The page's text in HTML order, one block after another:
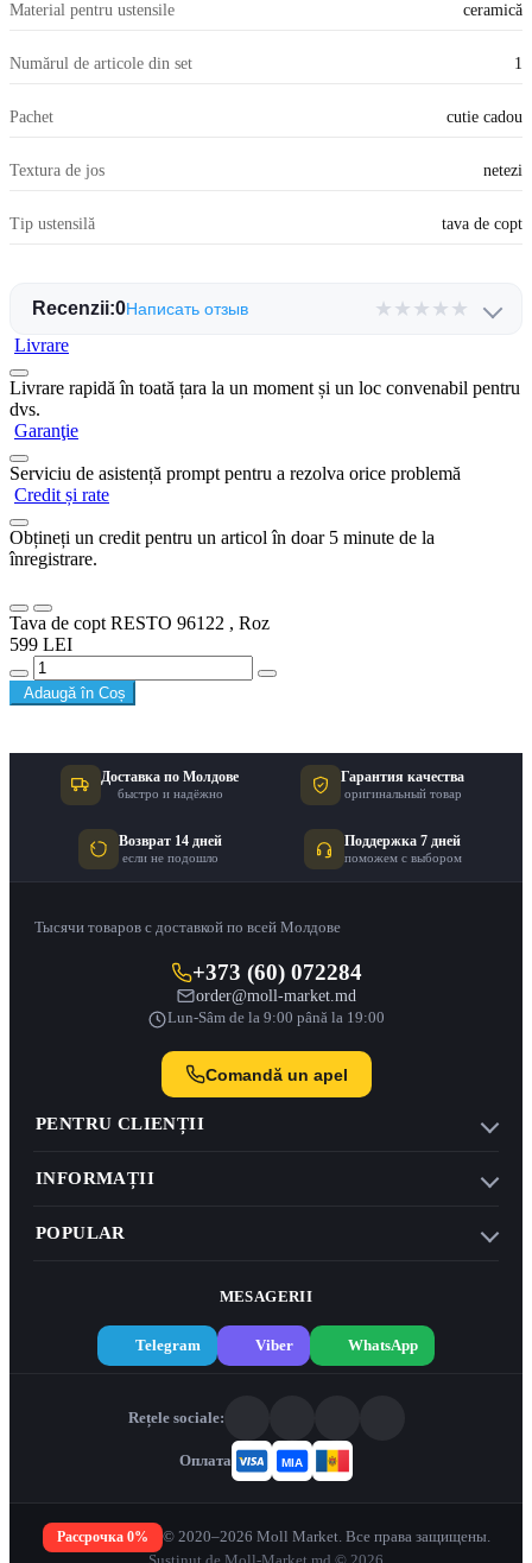
Material pentru ustensile ceramică
Numărul de articole din set 1
Pachet cutie cadou
Textura de jos netezi
Tip ustensilă tava de copt
Recenzii:0Написать отзыв ★ ★ ★ ★ ★
Livrare
Livrare rapidă în toată țara la un moment și un loc convenabil pentru
dvs.
Garanţie
Serviciu de asistență prompt pentru a rezolva orice problemă
Credit și rate
Obțineți un credit pentru un articol în doar 5 minute de la
înregistrare.
Tava de copt RESTO 96122 , Roz
599 LEI
Adaugă în Coș
Доставка по Молдове
быстро и надёжно
Гарантия качества
оригинальный товар
Возврат 14 дней
если не подошло
Поддержка 7 дней
поможем с выбором
Тысячи товаров с доставкой по всей Молдове
+373 (60) 072284
order@moll-market.md
Lun-Sâm de la 9:00 până la 19:00
Comandă un apel
PENTRU CLIENȚII
INFORMAȚII
POPULAR
MESAGERII
Telegram Viber WhatsApp
Rețele sociale:
Оплата
Рассрочка 0%
© 2020–2026 Moll Market. Все права защищены.